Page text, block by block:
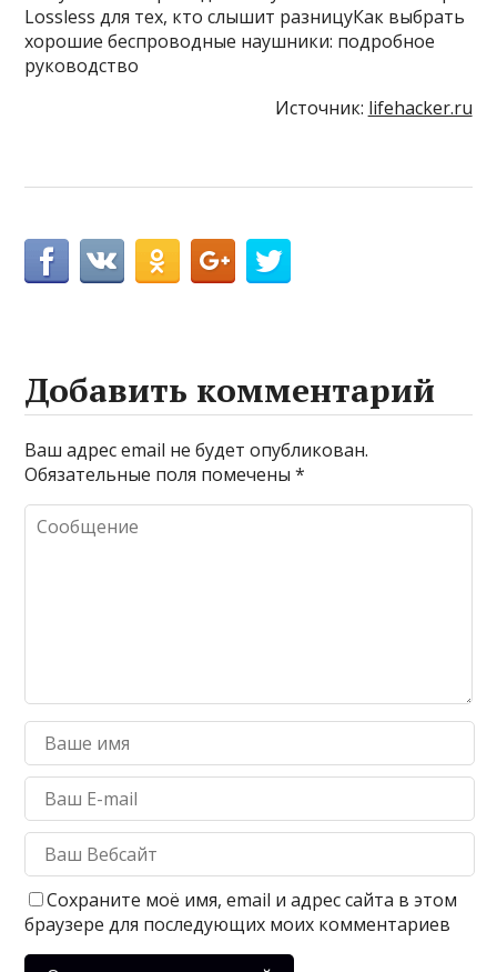
Lossless для тех, кто слышит разницуКак выбрать
хорошие беспроводные наушники: подробное
руководство
Источник: lifehacker.ru
Добавить комментарий
Ваш адрес email не будет опубликован.
Обязательные поля помечены*
Сохраните моё имя, email и адрес сайта в этом
браузере для последующих моих комментариев